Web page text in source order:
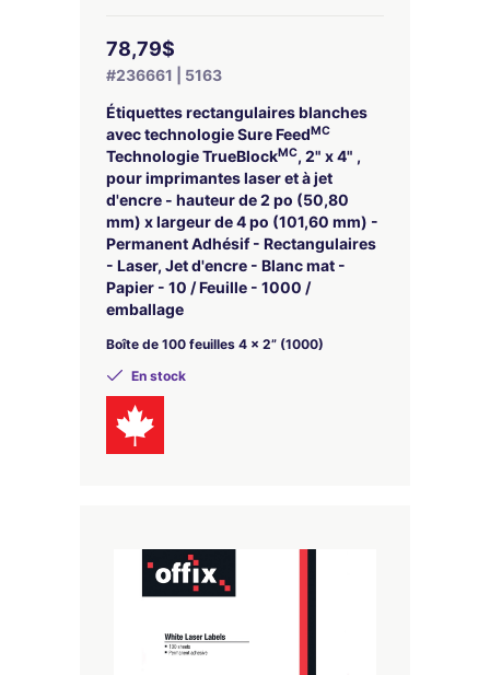
78,79$
#236661 | 5163
Étiquettes rectangulaires blanches
avec technologie Sure FeedMC
Technologie TrueBlockMC, 2" x 4" ,
pour imprimantes laser et à jet
d'encre - hauteur de 2 po (50,80
mm) x largeur de 4 po (101,60 mm) -
Permanent Adhésif - Rectangulaires
- Laser, Jet d'encre - Blanc mat -
Papier - 10 / Feuille - 1000 /
emballage
Boîte de 100 feuilles 4 x 2” (1000)
En stock